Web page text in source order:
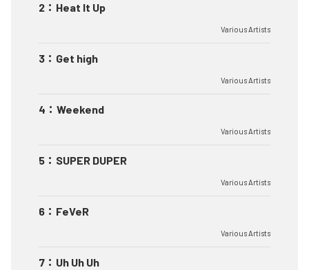
2 ： Heat It Up
Various Artists
3 ： Get high
Various Artists
4 ： Weekend
Various Artists
5 ： SUPER DUPER
Various Artists
6 ： FeVeR
Various Artists
7 ： Uh Uh Uh